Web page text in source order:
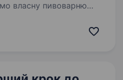
власну пивоварню